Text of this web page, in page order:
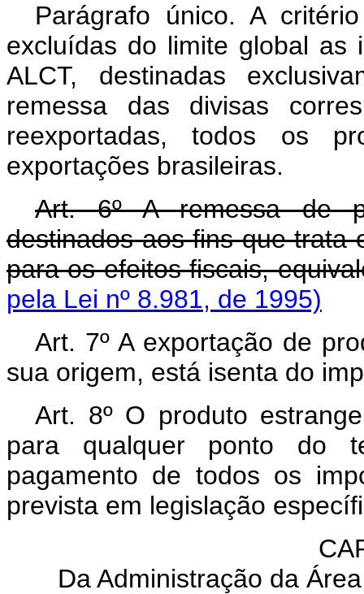
Parágrafo único. A
excluídas do limite global as
ALCT, destinadas
remessa das divisas
reexportadas, todos os
exportações brasileiras.
Art. 6º A remessa de
destinados aos fins que trata
para os efeitos fiscais,
pela Lei nº 8.981, de 1995)
Art. 7º A exportação de
sua origem, está isenta do
Art. 8º O produto
para qualquer ponto do
pagamento de todos os
prevista em legislação
Da Administração da